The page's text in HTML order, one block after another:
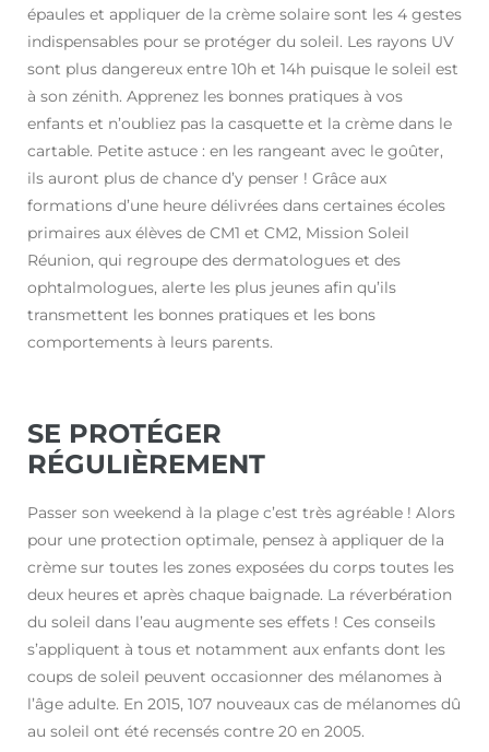
épaules et appliquer de la crème solaire sont les 4 gestes
indispensables pour se protéger du soleil. Les rayons UV
sont plus dangereux entre 10h et 14h puisque le soleil est
à son zénith. Apprenez les bonnes pratiques à vos
enfants et n’oubliez pas la casquette et la crème dans le
cartable. Petite astuce : en les rangeant avec le goûter,
ils auront plus de chance d’y penser ! Grâce aux
formations d’une heure délivrées dans certaines écoles
primaires aux élèves de CM1 et CM2, Mission Soleil
Réunion, qui regroupe des dermatologues et des
ophtalmologues, alerte les plus jeunes afin qu’ils
transmettent les bonnes pratiques et les bons
comportements à leurs parents.
SE PROTÉGER
RÉGULIÈREMENT
Passer son weekend à la plage c’est très agréable ! Alors
pour une protection optimale, pensez à appliquer de la
crème sur toutes les zones exposées du corps toutes les
deux heures et après chaque baignade. La réverbération
du soleil dans l’eau augmente ses effets ! Ces conseils
s’appliquent à tous et notamment aux enfants dont les
coups de soleil peuvent occasionner des mélanomes à
l’âge adulte. En 2015, 107 nouveaux cas de mélanomes dû
au soleil ont été recensés contre 20 en 2005.